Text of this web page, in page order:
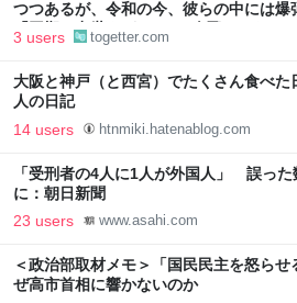
つつあるが、令和の今、彼らの中には爆
「同期の出世頭がコレで2人飛んだな。」
3 users togetter.com
大阪と神戸（と西宮）でたくさん食べ
人の日記
14 users htnmiki.hatenablog.com
「受刑者の4人に1人が外国人」 誤っ
に：朝日新聞
23 users www.asahi.com
＜政治部取材メモ＞「国民民主を怒ら
ぜ高市首相に響かないのか